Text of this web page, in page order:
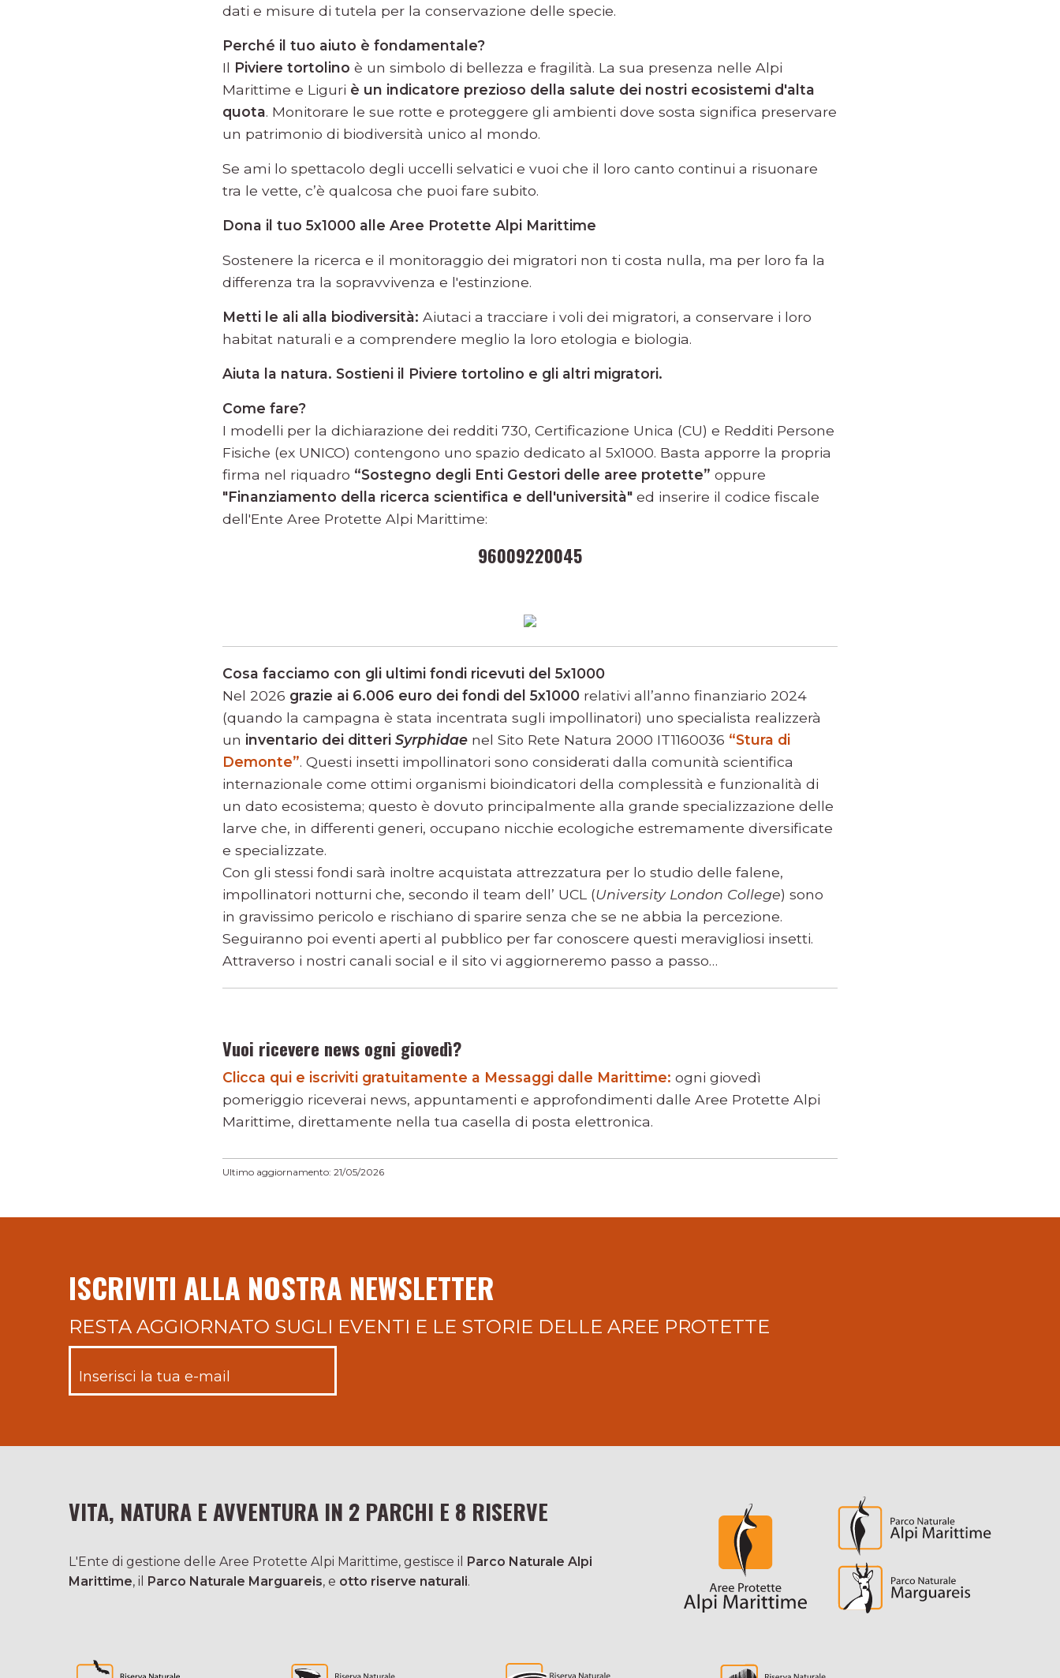
dati e misure di tutela per la conservazione delle specie.
Perché il tuo aiuto è fondamentale?
Il Piviere tortolino è un simbolo di bellezza e fragilità. La sua presenza nelle Alpi
Marittime e Liguri è un indicatore prezioso della salute dei nostri ecosistemi d'alta
quota. Monitorare le sue rotte e proteggere gli ambienti dove sosta significa preservare
un patrimonio di biodiversità unico al mondo.
Se ami lo spettacolo degli uccelli selvatici e vuoi che il loro canto continui a risuonare
tra le vette, c’è qualcosa che puoi fare subito.
Dona il tuo 5x1000 alle Aree Protette Alpi Marittime
Sostenere la ricerca e il monitoraggio dei migratori non ti costa nulla, ma per loro fa la
differenza tra la sopravvivenza e l'estinzione.
Metti le ali alla biodiversità: Aiutaci a tracciare i voli dei migratori, a conservare i loro
habitat naturali e a comprendere meglio la loro etologia e biologia.
Aiuta la natura. Sostieni il Piviere tortolino e gli altri migratori.
Come fare?
I modelli per la dichiarazione dei redditi 730, Certificazione Unica (CU) e Redditi Persone
Fisiche (ex UNICO) contengono uno spazio dedicato al 5x1000. Basta apporre la propria
firma nel riquadro “Sostegno degli Enti Gestori delle aree protette” oppure
"Finanziamento della ricerca scientifica e dell'università" ed inserire il codice fiscale
dell'Ente Aree Protette Alpi Marittime:
96009220045
Cosa facciamo con gli ultimi fondi ricevuti del 5x1000
Nel 2026 grazie ai 6.006 euro dei fondi del 5x1000 relativi all’anno finanziario 2024
(quando la campagna è stata incentrata sugli impollinatori) uno specialista realizzerà
un inventario dei ditteri Syrphidae nel Sito Rete Natura 2000 IT1160036 “Stura di
Demonte”. Questi insetti impollinatori sono considerati dalla comunità scientifica
internazionale come ottimi organismi bioindicatori della complessità e funzionalità di
un dato ecosistema; questo è dovuto principalmente alla grande specializzazione delle
larve che, in differenti generi, occupano nicchie ecologiche estremamente diversificate
e specializzate.
Con gli stessi fondi sarà inoltre acquistata attrezzatura per lo studio delle falene,
impollinatori notturni che, secondo il team dell’ UCL (University London College) sono
in gravissimo pericolo e rischiano di sparire senza che se ne abbia la percezione.
Seguiranno poi eventi aperti al pubblico per far conoscere questi meravigliosi insetti.
Attraverso i nostri canali social e il sito vi aggiorneremo passo a passo…
Vuoi ricevere news ogni giovedì?
Clicca qui e iscriviti gratuitamente a Messaggi dalle Marittime: ogni giovedì
pomeriggio riceverai news, appuntamenti e approfondimenti dalle Aree Protette Alpi
Marittime, direttamente nella tua casella di posta elettronica.
Ultimo aggiornamento: 21/05/2026
ISCRIVITI ALLA NOSTRA NEWSLETTER
RESTA AGGIORNATO SUGLI EVENTI E LE STORIE DELLE AREE PROTETTE
VITA, NATURA E AVVENTURA IN 2 PARCHI E 8 RISERVE
L'Ente di gestione delle Aree Protette Alpi Marittime, gestisce il Parco Naturale Alpi
Marittime, il Parco Naturale Marguareis, e otto riserve naturali.